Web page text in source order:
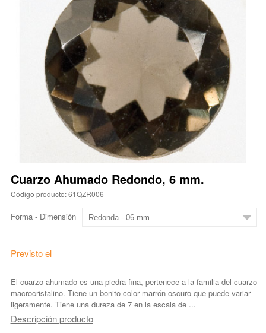
Cuarzo Ahumado Redondo, 6 mm.
Código producto: 61QZR006
Forma - Dimensión
Previsto el
El cuarzo ahumado es una piedra fina, pertenece a la familia del cuarzo
macrocristalino. Tiene un bonito color marrón oscuro que puede variar
ligeramente. Tiene una dureza de 7 en la escala de ...
Descripción producto